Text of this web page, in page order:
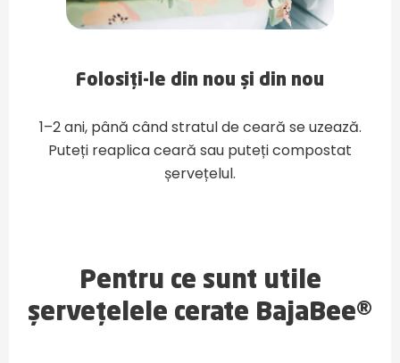
Folosiți-le din nou și din nou
1–2 ani, până când stratul de ceară se uzează.
Puteți reaplica ceară sau puteți compostat
șervețelul.
Pentru ce sunt utile
șervețelele cerate BajaBee®